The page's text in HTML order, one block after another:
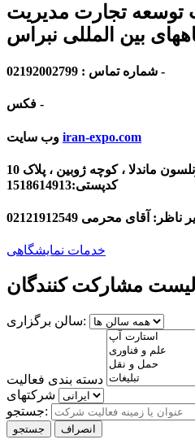
تجارت مدیریت
بین المللی نبراس
شماره تماس : 02192002799 -
فکس -
iran-expo.com
تهران تهران ، بلوارنلسون ماندلا ، کوچه ژوبین ، پلاک 10
کدپستی:1518614913
ناظر: آقای محرمی 02121912549
خدمات نمایشگاهی
سالن برگزاری:
دسته بندی فعالیت
شرکتهای
جستجو:
جستجو انصراف